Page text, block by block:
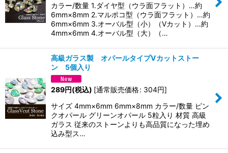
カラー/数量 1.ダイヤ型（ウラ面フラット）…約
6mm×8mm 2.マルポコ型（ウラ面フラット）…約
6mm×6mm 3.オーバル型（小）（Vカット）…約
4mm×6mm 4.オーバル型（大）（…
高級ガラス製 オパールタイプVカットストー
ン 5個入り
289円(税込) [通常販売価格: 304円]
サイズ 4mm×6mm 6mm×8mm カラー/数量 ピン
クオパール グリーンオパール 5粒入り 材質 高級
ガラス 従来のストーンよりも高品質になった埋め
込み型ス…